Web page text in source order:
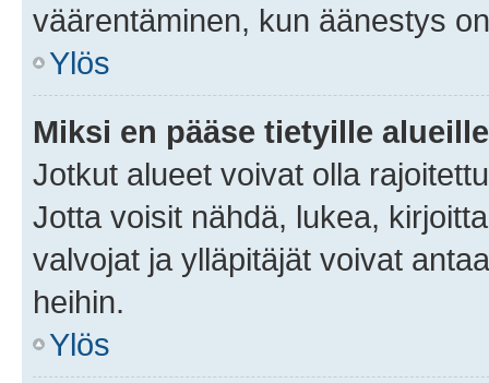
väärentäminen, kun äänestys
Ylös
Miksi en pääse tietyille
Jotkut alueet voivat olla
Jotta voisit nähdä, lukea,
valvojat ja ylläpitäjät voivat
heihin.
Ylös